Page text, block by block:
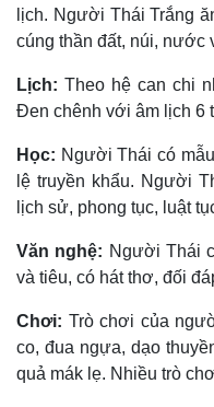
lịch. Người Thái Trắng
cúng thần đất, núi, nước
Lịch: Theo hệ can chi
Ðen chênh với âm lịch 6
Học: Người Thái có
lệ truyền khẩu. Người
lịch sử, phong tục, luật
Văn nghệ: Người Thái
và tiêu, có hát thơ, đối
Chơi: Trò chơi của
co, đua ngựa, dạo
quả mák lẹ. Nhiều trò